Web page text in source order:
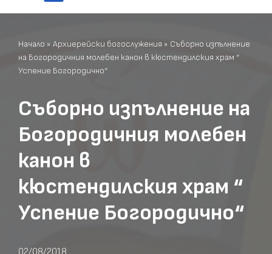
Начало » Архиерейски богослужения » Съборно изпълнение
на Богородичния молебен канон в кюстендилския храм “
Успение Богородично“
Съборно изпълнение на
Богородичния молебен
канон в
кюстендилския храм “
Успение Богородично“
02/08/2018